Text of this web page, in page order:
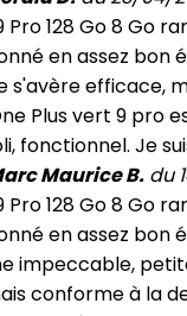
Pro 128 Go 8 Go
en assez bon
s'avère efficace,
Plus vert 9 pro
fonctionnel. Je
Maurice B. du
Pro 128 Go 8 Go
en assez bon
impeccable,
conforme à la